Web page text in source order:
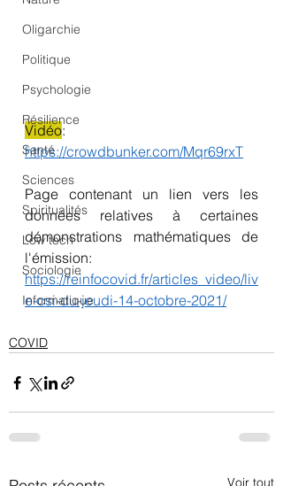
Oligarchie
Politique
Psychologie
Résilience
Santé
Sciences
Spiritualités
Low tech
Sociologie
Informatique
Vidéo:
https://crowdbunker.com/Mqr69rxT
Page contenant un lien vers les
données relatives à certaines
démonstrations mathématiques de
l'émission:
https://reinfocovid.fr/articles_video/liv
e-csi-du-jeudi-14-octobre-2021/
COVID
Voir tout